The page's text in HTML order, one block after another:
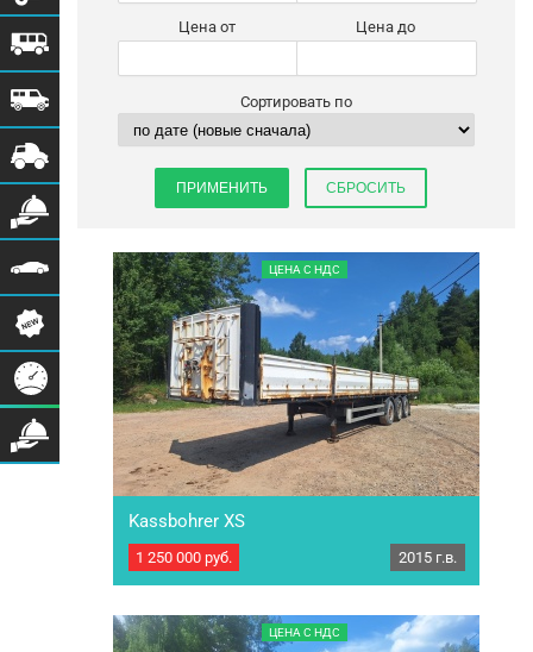
Цена от Цена до
Сортировать по
ЦЕНА С НДС
Полуприцеп бортовой Kassbohrer XS Год
тормозов: Дисковые Тип подвески:
интегральная РММ:39000 кг. МБН: 6150 кг.
Kassbohrer XS
1 250 000 руб. 2015 г.в.
ЦЕНА С НДС